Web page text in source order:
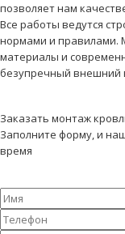
позволяет нам
Все работы ведутся
нормами и правилами.
материалы и
безупречный внешний
Заказать монтаж
Заполните форму, и
время